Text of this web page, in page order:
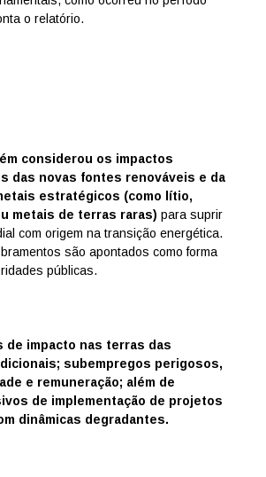
o relatório.
considerou os impactos
das novas fontes renováveis e da
estratégicos (como lítio,
metais de terras raras) para suprir
com origem na transição energética.
são apontados como forma
públicas.
de impacto nas terras das
subempregos perigosos,
e remuneração; além de
de implementação de projetos
dinâmicas degradantes.